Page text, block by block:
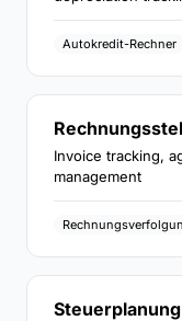
Autokredit-Rechner
Invoice tracking,
management
Steuerplanung